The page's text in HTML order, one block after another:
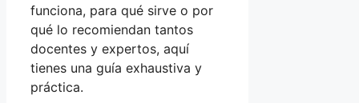
funciona, para qué sirve o por
qué lo recomiendan tantos
docentes y expertos, aquí
tienes una guía exhaustiva y
práctica.